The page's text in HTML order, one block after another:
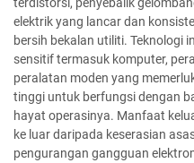
terdistorsi, penyebalik
elektrik yang lancar dan
bersih bekalan utiliti. Teknologi
sensitif termasuk komputer,
peralatan moden yang
tinggi untuk berfungsi dengan
hayat operasinya. Manfaat
ke luar daripada keserasian
pengurangan gangguan